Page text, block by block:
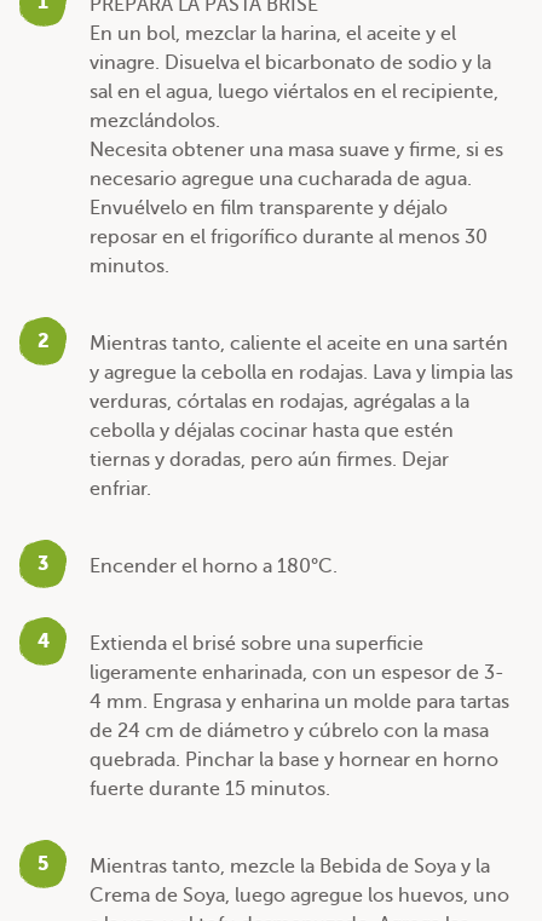
PREPARA LA PASTA BRISÉ
En un bol, mezclar la harina, el aceite y el
vinagre. Disuelva el bicarbonato de sodio y la
sal en el agua, luego viértalos en el recipiente,
mezclándolos.
Necesita obtener una masa suave y firme, si es
necesario agregue una cucharada de agua.
Envuélvelo en film transparente y déjalo
reposar en el frigorífico durante al menos 30
minutos.
2
Mientras tanto, caliente el aceite en una sartén
y agregue la cebolla en rodajas. Lava y limpia las
verduras, córtalas en rodajas, agrégalas a la
cebolla y déjalas cocinar hasta que estén
tiernas y doradas, pero aún firmes. Dejar
enfriar.
3 Encender el horno a 180°C.
4
Extienda el brisé sobre una superficie
ligeramente enharinada, con un espesor de 3-
4 mm. Engrasa y enharina un molde para tartas
de 24 cm de diámetro y cúbrelo con la masa
quebrada. Pinchar la base y hornear en horno
fuerte durante 15 minutos.
5
Mientras tanto, mezcle la Bebida de Soya y la
Crema de Soya, luego agregue los huevos, uno